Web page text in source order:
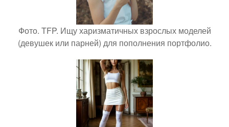
Фото. TFP. Ищу харизматичных взрослых моделей
(девушек или парней) для пополнения портфолио.